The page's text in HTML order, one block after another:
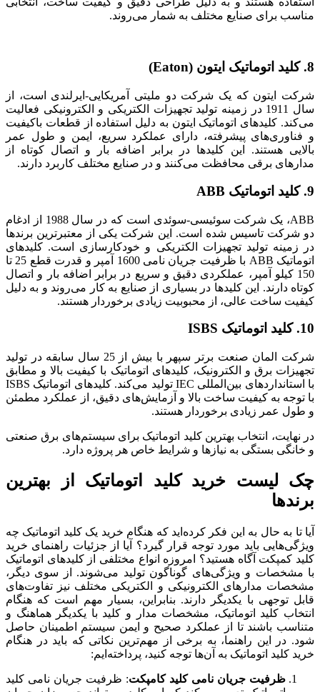
مناسب برای صنایع مختلف به شمار می‌روند.
8. کلید اتوماتیک ایتون (Eaton)
شرکت ایتون که یک شرکت دو ملیتی آمریکایی-ایرلندی است، از
سال 1911 در زمینه تولید تجهیزات الکتریکی و الکترونیکی فعالیت
می‌کند. کلیدهای اتوماتیک ایتون به دلیل استفاده از قطعات باکیفیت
و فناوری‌های پیشرفته، دارای عملکرد سریع، ایمن و طول عمر
بالایی هستند. این کلیدها در برابر اضافه بار و اتصال کوتاه از
مدارهای برقی محافظت می‌کنند و در صنایع مختلف کاربرد دارند.
9. کلید اتوماتیک ABB
ABB، یک شرکت سوئیسی-سوئدی است که در سال 1988 از ادغام
دو شرکت تاسیس شده است. این شرکت یکی از معتبرترین برندها
در زمینه تولید تجهیزات الکتریکی و خودکارسازی است. کلیدهای
اتوماتیک ABB با ظرفیت جریان نامی 1600 آمپر و قدرت قطع 25 تا
150 کیلو آمپر، عملکردی دقیق و سریع در برابر اضافه بار و اتصال
کوتاه دارند. این کلیدها در بسیاری از صنایع به کار می‌روند و به دلیل
کیفیت ساخت عالی، از محبوبیت زیادی برخوردار هستند.
10. کلید اتوماتیک ISBS
شرکت المان صنعت برتر سپهر با بیش از 25 سال سابقه در تولید
تجهیزات برق و الکترونیک، کلیدهای اتوماتیک با کیفیت بالا و مطابق
با استانداردهای بین‌المللی IEC تولید می‌کند. کلیدهای اتوماتیک ISBS
با توجه به کیفیت ساخت بالا و آزمایش‌های دقیق، از عملکرد مطمئن
و طول عمر زیادی برخوردار هستند.
در نهایت، انتخاب بهترین کلید اتوماتیک برای سیستم‌های برق صنعتی
و خانگی بستگی به نیازها و شرایط خاص هر پروژه دارد.
چک لیست خرید کلید اتوماتیک از بهترین
برندها
آیا تا به حال به این فکر کرده‌اید که هنگام خرید یک کلید اتوماتیک چه
ویژگی‌هایی باید مورد توجه قرار گیرد؟ آیا از جزئیات راهنمای خرید
کلید کمپکت آگاه هستید؟ امروزه انواع مختلفی از کلیدهای اتوماتیک
با مشخصات و ویژگی‌های گوناگون تولید می‌شوند. از سوی دیگر،
مشخصات مدارهای الکترونیکی و الکتریکی مختلف نیز تفاوت‌های
قابل توجهی با یکدیگر دارند. بنابراین، بسیار مهم است که هنگام
انتخاب کلید اتوماتیک، مشخصات مدار و کلید با یکدیگر هماهنگ و
متناسب باشند تا از عملکرد صحیح و ایمن سیستم اطمینان حاصل
شود. در این راهنما، به برخی از مهم‌ترین نکاتی که باید در هنگام
خرید کلید اتوماتیک به آن‌ها توجه کنید، پرداخته‌ایم:
ظرفیت جریان نامی کلید کامپکت: ظرفیت جریان نامی کلید